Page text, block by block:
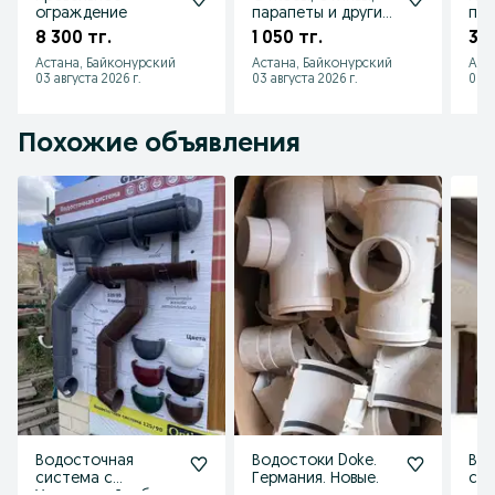
ограждение
8 300 тг.
Астана, Байконурский
03 августа 2026 г.
парапеты и другие
изделия из жести
1 050 тг.
Астана, Байконурский
03 августа 2026 г.
3
03
Похожие объявления
Водосточная
система с
Водостоки Doke.
Германия. Новые.